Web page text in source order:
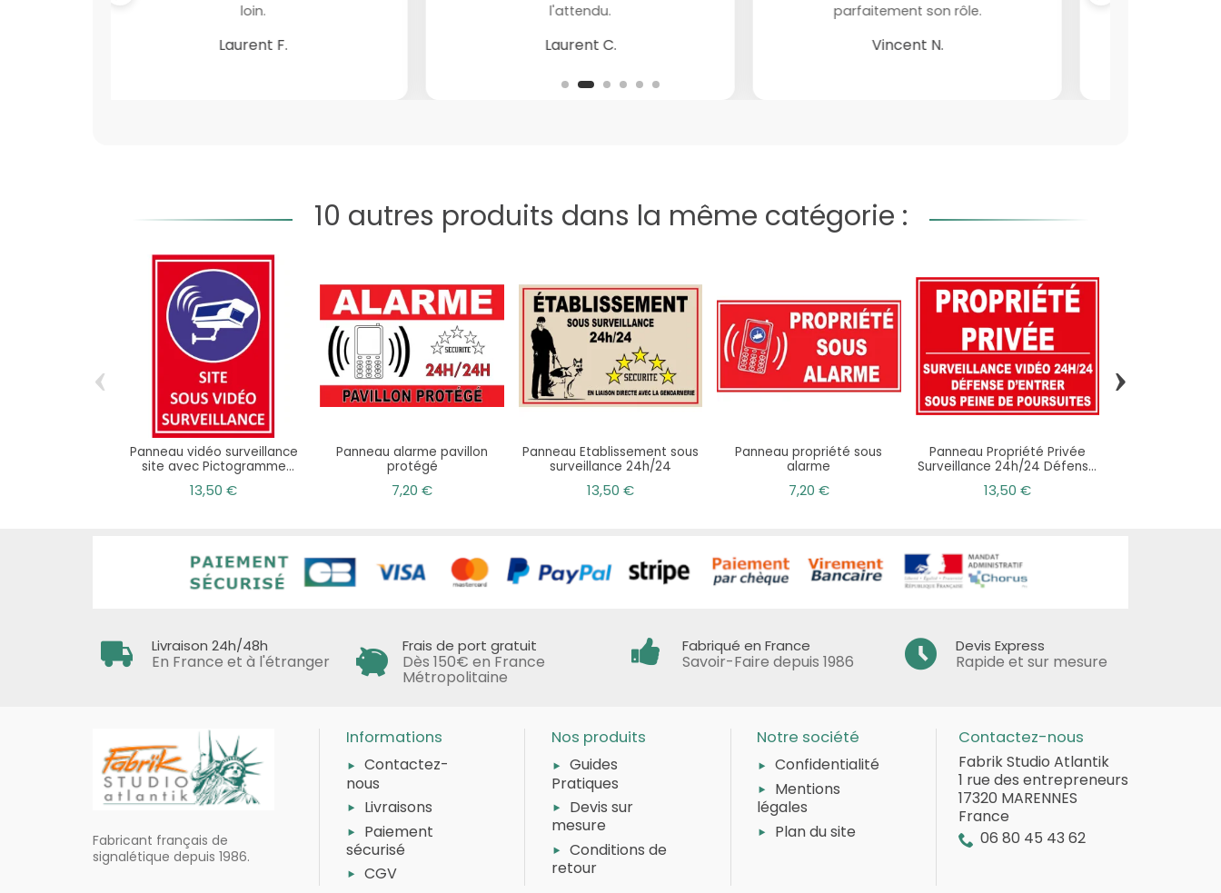
loin.
Laurent F.
l'attendu.
Laurent C.
parfaitement son rôle.
Vincent N.
10 autres produits dans la même catégorie :
Panneau vidéo surveillance
site avec Pictogramme
caméra
13,50 €
Panneau alarme pavillon
protégé
7,20 €
Panneau Etablissement sous
surveillance 24h/24
13,50 €
Panneau propriété sous
alarme
7,20 €
Panneau Propriété Privée
Surveillance 24h/24 Défense
d’Entrer Poursuites
13,50 €
‹ ›
Livraison 24h/48h
En France et à l'étranger
Frais de port gratuit
Dès 150€ en France
Métropolitaine
Fabriqué en France
Savoir-Faire depuis 1986
Devis Express
Rapide et sur mesure
Fabricant français de
signalétique depuis 1986.
Informations
Contactez-
nous
Livraisons
Paiement
sécurisé
CGV
Nos produits
Guides
Pratiques
Devis sur
mesure
Conditions de
retour
Notre société
Confidentialité
Mentions
légales
Plan du site
Contactez-nous
Fabrik Studio Atlantik
1 rue des entrepreneurs
17320 MARENNES
France
06 80 45 43 62